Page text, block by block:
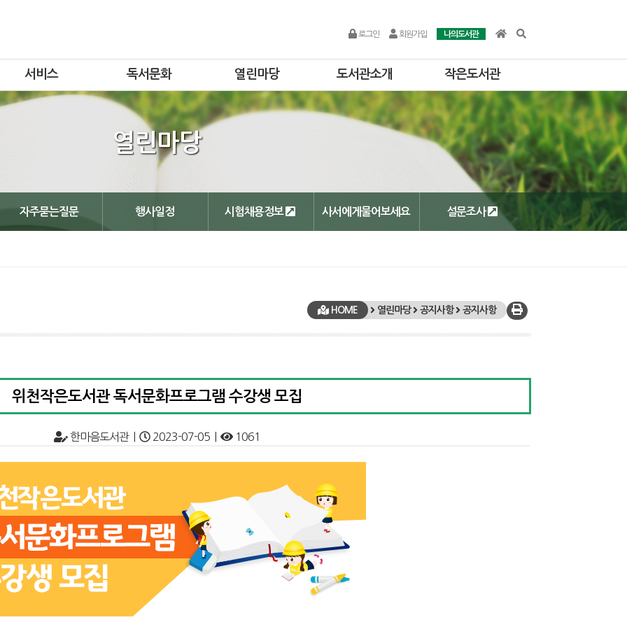
로그인 회원가입 나의도서관
서비스 독서문화 열린마당 도서관소개 작은도서관
열린마당
자주묻는질문 행사일정 시험채용정보 사서에게물어보세요 설문조사
HOME 열린마당 공지사항 공지사항
위천작은도서관 독서문화프로그램 수강생 모집
한마음도서관 | 2023-07-05 | 1061